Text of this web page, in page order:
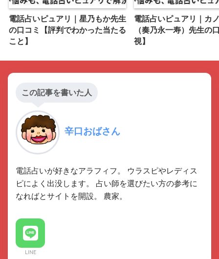
電話占いピュアリ｜星乃もか先生
の口コミ【評判でわかった当たる
こと】
電話占いピュアリ｜カ
（奏乃永一寿）先生の
視】
この記事を書いた人
辛口おばさん
電話占いが好きなアラフィフ。 ウラスピやレディス
ピによく出没します。 占い師を選びたい方の参考に
なればとサイトを開設。 農家。
LINE